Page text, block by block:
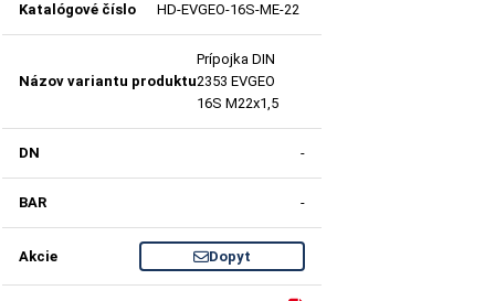
HD-EVGEO-16S-ME-22
Prípojka DIN
2353 EVGEO
16S M22x1,5
-
-
Dopyt